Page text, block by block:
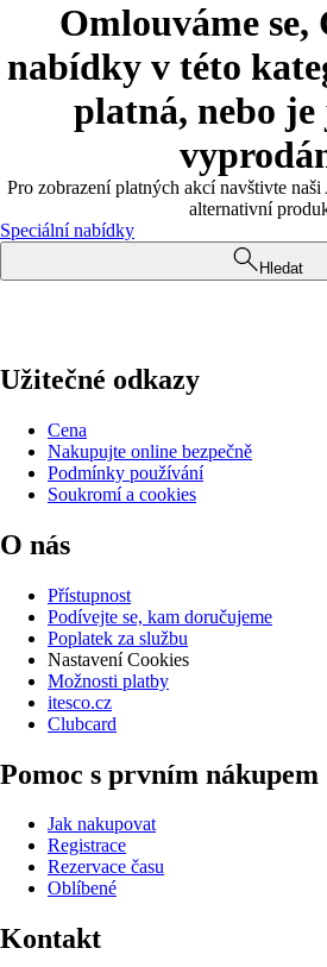
Omlouváme
nabídky v této
platná, nebo
Pro zobrazení platných akcí navštivte
alternativní
Speciální nabídky
Hledat
Užitečné odkazy
Cena
Nakupujte online bezpečně
Podmínky používání
Soukromí a cookies
O nás
Přístupnost
Podívejte se, kam doručujeme
Poplatek za službu
Nastavení Cookies
Možnosti platby
itesco.cz
Clubcard
Pomoc s prvním nákupem
Jak nakupovat
Registrace
Rezervace času
Oblíbené
Kontakt